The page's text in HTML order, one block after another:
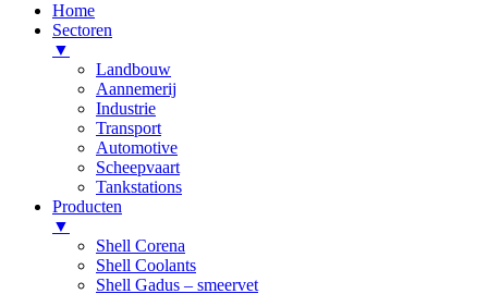
Home
Sectoren
▼
Landbouw
Aannemerij
Industrie
Transport
Automotive
Scheepvaart
Tankstations
Producten
▼
Shell Corena
Shell Coolants
Shell Gadus – smeervet